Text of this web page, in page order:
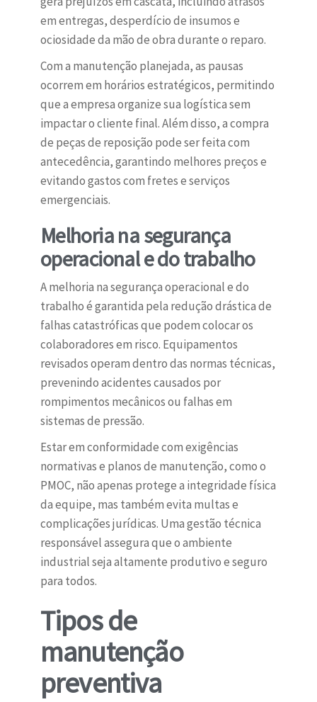
em entregas, desperdício de insumos e
ociosidade da mão de obra durante o reparo.
Com a manutenção planejada, as pausas
ocorrem em horários estratégicos, permitindo
que a empresa organize sua logística sem
impactar o cliente final. Além disso, a compra
de peças de reposição pode ser feita com
antecedência, garantindo melhores preços e
evitando gastos com fretes e serviços
emergenciais.
Melhoria na segurança
operacional e do trabalho
A melhoria na segurança operacional e do
trabalho é garantida pela redução drástica de
falhas catastróficas que podem colocar os
colaboradores em risco. Equipamentos
revisados operam dentro das normas técnicas,
prevenindo acidentes causados por
rompimentos mecânicos ou falhas em
sistemas de pressão.
Estar em conformidade com exigências
normativas e planos de manutenção, como o
PMOC, não apenas protege a integridade física
da equipe, mas também evita multas e
complicações jurídicas. Uma gestão técnica
responsável assegura que o ambiente
industrial seja altamente produtivo e seguro
para todos.
Tipos de
manutenção
preventiva